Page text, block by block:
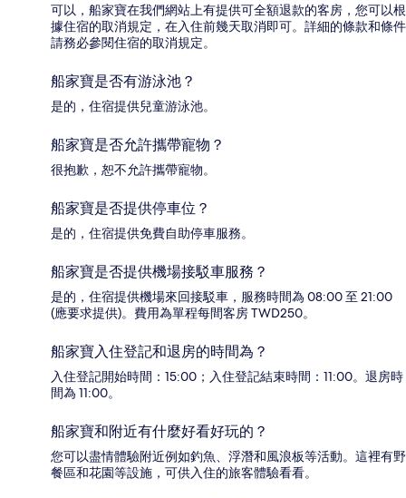
可以，船家寶在我們網站上有提供可全額退款的客房，您可以根
據住宿的取消規定，在入住前幾天取消即可。詳細的條款和條件
請務必參閱住宿的取消規定。
船家寶是否有游泳池？
是的，住宿提供兒童游泳池。
船家寶是否允許攜帶寵物？
很抱歉，恕不允許攜帶寵物。
船家寶是否提供停車位？
是的，住宿提供免費自助停車服務。
船家寶是否提供機場接駁車服務？
是的，住宿提供機場來回接駁車，服務時間為 08:00 至 21:00
(應要求提供)。費用為單程每間客房 TWD250。
船家寶入住登記和退房的時間為？
入住登記開始時間：15:00；入住登記結束時間：11:00。退房時
間為 11:00。
船家寶和附近有什麼好看好玩的？
您可以盡情體驗附近例如釣魚、浮潛和風浪板等活動。這裡有野
餐區和花園等設施，可供入住的旅客體驗看看。